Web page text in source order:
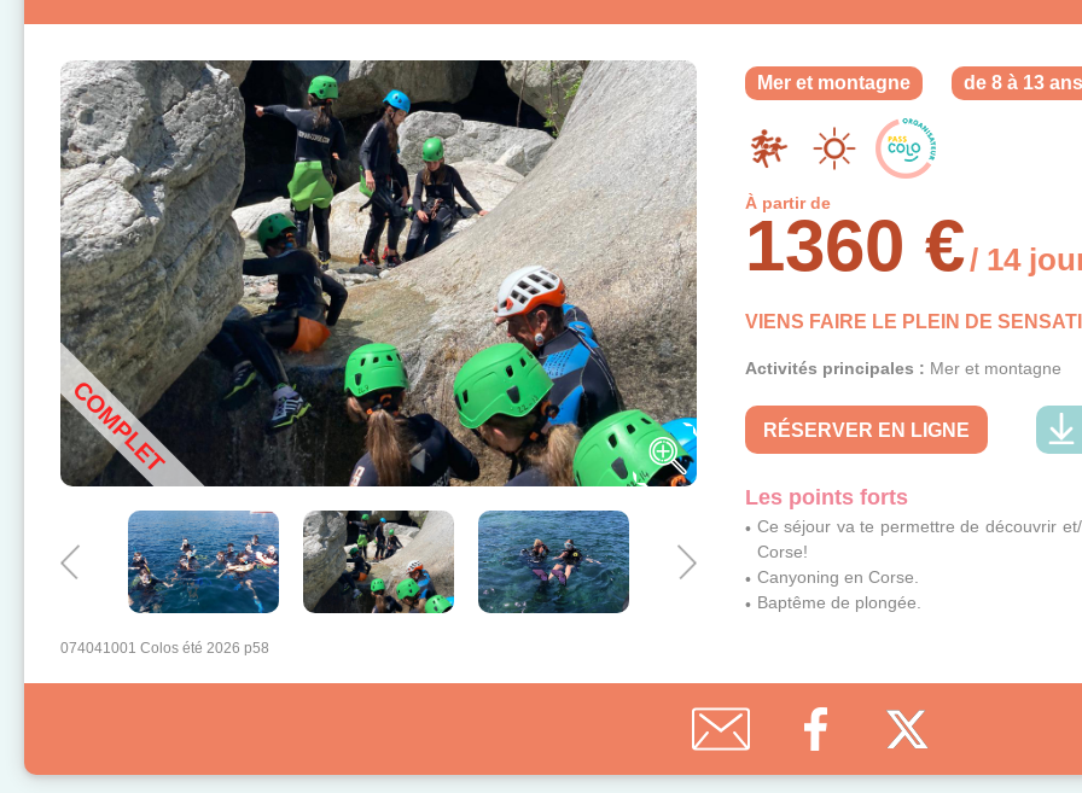
COMPLET
074041001 Colos été 2026 p58
Mer et montagne de 8 à 13 ans
À partir de
1360 €/ 14
VIENS FAIRE LE PLEIN DE
Activités principales : Mer et montagne
RÉSERVER EN LIGNE
Les points forts
Ce séjour va te permettre de découvrir
Corse!
Canyoning en Corse.
Baptême de plongée.